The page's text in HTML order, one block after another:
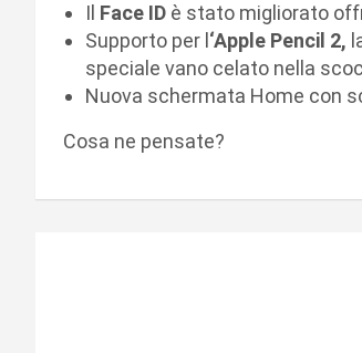
Il Face ID è stato migliorato
Supporto per l ‘Apple Pencil 2,
speciale vano celato nella
Nuova schermata Home con
Cosa ne pensate?